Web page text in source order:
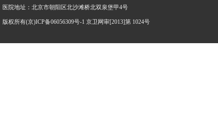
医院地址：北京市朝阳区北沙滩桥北双泉堡甲4号
版权所有(京)ICP备06056309号-1 京卫网审[2013]第 1024号